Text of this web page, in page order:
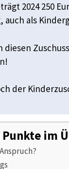
2024 250
auch als
diesen
der
im